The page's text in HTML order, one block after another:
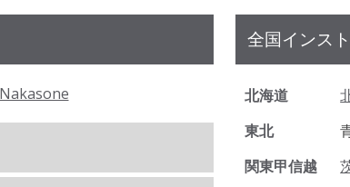
全国インス
北海道
東北
関東甲信越